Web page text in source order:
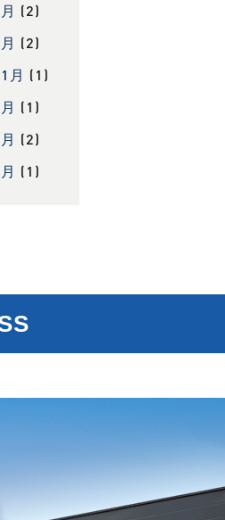
(2)
(2)
月 (1)
(1)
(2)
(1)